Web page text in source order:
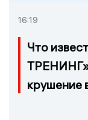
16:19
Что
крушение